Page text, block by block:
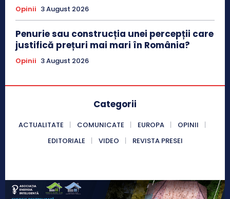
Opinii 3 August 2026
Penurie sau construcția unei percepții care
justifică prețuri mai mari în România?
Opinii 3 August 2026
Categorii
ACTUALITATE COMUNICATE EUROPA
OPINII
EDITORIALE
VIDEO REVISTA PRESEI